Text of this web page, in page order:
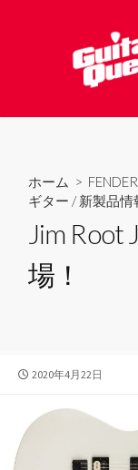
へ
ホーム > FENDER
ギター /新製品情
Jim Root
場！
公
2020年4月22日